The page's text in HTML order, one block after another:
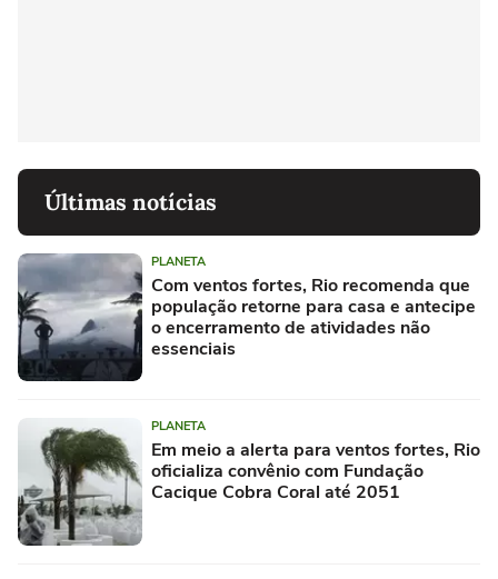
Últimas notícias
PLANETA
Com ventos fortes, Rio recomenda que
população retorne para casa e antecipe
o encerramento de atividades não
essenciais
PLANETA
Em meio a alerta para ventos fortes, Rio
oficializa convênio com Fundação
Cacique Cobra Coral até 2051